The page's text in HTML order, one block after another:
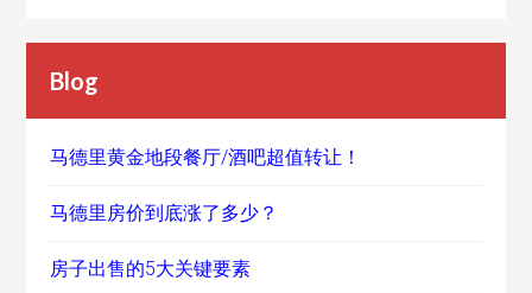
Blog
马德里黄金地段餐厅/酒吧超值转让！
马德里房价到底涨了多少？
房子出售的5大关键要素